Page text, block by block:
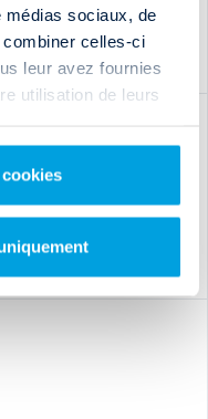
médias sociaux, de
celles-ci
leur avez fournies
utilisation de leurs